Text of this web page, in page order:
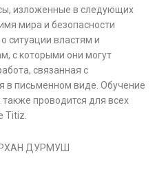
изложенные в следующих
мира и безопасности
ситуации властям и
с которыми они могут
связанная с
в письменном виде. Обучение
проводится для всех
Titiz.
ДУРМУШ